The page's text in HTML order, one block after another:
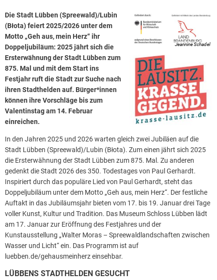
Jeannine Schadel
Die Stadt Lübben (Spreewald)/Lubin
(Błota) feiert 2025/2026 unter dem
Motto „Geh aus, mein Herz“ ihr
Doppeljubiläum: 2025 jährt sich die
Ersterwähnung der Stadt Lübben zum
875. Mal und mit dem Start ins
Festjahr ruft die Stadt zur Suche nach
ihren Stadthelden auf. Bürger*innen
können ihre Vorschläge bis zum
Valentinstag am 14. Februar
einreichen.
In den Jahren 2025 und 2026 warten gleich zwei Jubiläen auf die
Stadt Lübben (Spreewald)/Lubin (Błota). Zum einen jährt sich 2025
die Ersterwähnung der Stadt Lübben zum 875. Mal. Zu anderen
gedenkt die Stadt 2026 des 350. Todestages von Paul Gerhardt.
Inspiriert durch das populäre Lied von Paul Gerhardt, steht das
Doppeljubiläum unter dem Motto „Geh aus, mein Herz“. Der festliche
Auftakt in das Jubiläumsjahr bieten vom 17. bis 19. Januar drei Tage
voller Kunst, Kultur und Tradition. Das Museum Schloss Lübben lädt
am 17. Januar zur Eröffnung des Festjahres und der
Kunstausstellung „Walter Moras – Spreewaldlandschaften zwischen
Wasser und Licht“ ein. Das Programm ist auf
luebben.de/gehausmeinherz einsehbar.
LÜBBENS STADTHELDEN GESUCHT